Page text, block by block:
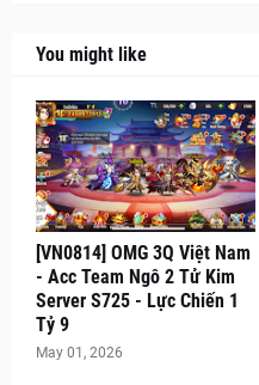
You might like
[VN0814] OMG 3Q Việt Nam
- Acc Team Ngô 2 Tử Kim
Server S725 - Lực Chiến 1
Tỷ 9
May 01, 2026